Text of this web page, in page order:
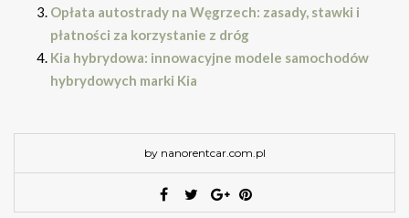
Opłata autostrady na Węgrzech: zasady, stawki i
płatności za korzystanie z dróg
Kia hybrydowa: innowacyjne modele samochodów
hybrydowych marki Kia
by nanorentcar.com.pl